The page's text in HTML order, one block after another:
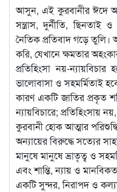
আসুন, এই কুরবানীর ঈদে
সন্ত্রাস, দুর্নীতি, ছিনতাই
নৈতিক প্রতিবাদ গড়ে তুলি।
করি, যেখানে ক্ষমতার
প্রতিহিংসা নয়-
ভালোবাসা ও সহমর্মিতাই
কারণ একটি জাতির প্রকৃত
ন্যায়বিচারে; প্রতিহিংসায়
কুরবানী হোক আত্মার
অন্যায়ের বিরুদ্ধে সত্যের
মানুষে মানুষে ভ্রাতৃত্ব ও
এবং শান্তি, ন্যায় ও
একটি সুন্দর, নিরাপদ ও